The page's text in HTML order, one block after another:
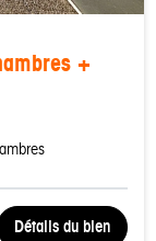
+
Détails du bien